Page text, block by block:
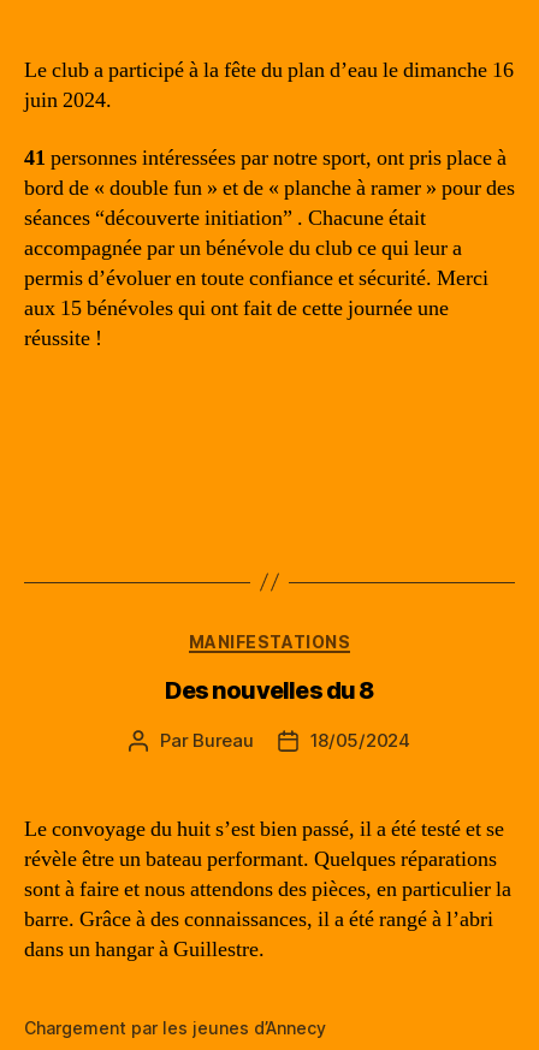
Le club a participé à la fête du plan d’eau le dimanche 16
juin 2024.
41 personnes intéressées par notre sport, ont pris place à
bord de « double fun » et de « planche à ramer » pour des
séances “découverte initiation” . Chacune était
accompagnée par un bénévole du club ce qui leur a
permis d’évoluer en toute confiance et sécurité. Merci
aux 15 bénévoles qui ont fait de cette journée une
réussite !
Catégories
MANIFESTATIONS
Des nouvelles du 8
Auteur
Par Bureau
Date18/05/2024
Le convoyage du huit s’est bien passé, il a été testé et se
révèle être un bateau performant. Quelques réparations
sont à faire et nous attendons des pièces, en particulier la
barre. Grâce à des connaissances, il a été rangé à l’abri
dans un hangar à Guillestre.
Chargement par les jeunes d’Annecy